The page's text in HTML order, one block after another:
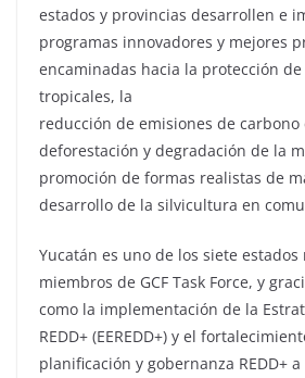
estados y provincias desarrollen e
programas innovadores y mejores
encaminadas hacia la protección
tropicales, la
reducción de emisiones de carbono
deforestación y degradación de la
promoción de formas realistas de
desarrollo de la silvicultura en
Yucatán es uno de los siete estados
miembros de GCF Task Force, y
como la implementación de la
REDD+ (EEREDD+) y el
planificación y gobernanza REDD+